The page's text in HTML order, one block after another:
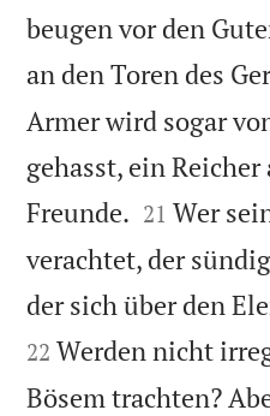
beugen vor den
an den Toren des
Armer wird sogar
gehasst, ein
Freunde. 

21 Wer
verachtet, der
der sich über den
22 Werden nicht
Bösem trachten?